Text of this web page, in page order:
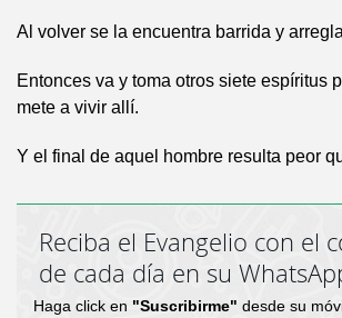
Al volver se la encuentra barrida y
Entonces va y toma otros siete espíritus
mete a vivir allí.
Y el final de aquel hombre resulta peor
Reciba el Evangelio con el
de cada día en su
Haga click en "Suscribirme" desde su